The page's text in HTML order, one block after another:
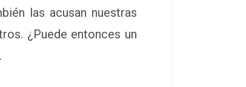
las acusan nuestras
¿Puede entonces un